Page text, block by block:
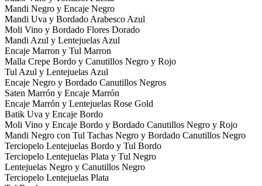
Mandi Negro y Encaje Negro
Mandi Uva y Bordado Arabesco Azul
Moli Vino y Bordado Flores Dorado
Mandi Azul y Lentejuelas Azul
Encaje Marron y Tul Marron
Malla Crepe Bordo y Canutillos Negro y Rojo
Tul Azul y Lentejuelas Azul
Encaje Negro y Bordado Canutillos Negros
Saten Marrón y Encaje Marrón
Encaje Marrón y Lentejuelas Rose Gold
Batik Uva y Encaje Bordo
Moli Vino y Encaje Bordo y Bordado Canutillos Negro y Rojo
Mandi Negro con Tul Tachas Negro y Bordado Canutillos Negro
Terciopelo Lentejuelas Bordo y Tul Bordo
Terciopelo Lentejuelas Plata y Tul Negro
Lentejuelas Negro y Canutillos Negro
Terciopelo Lentejuelas Plata